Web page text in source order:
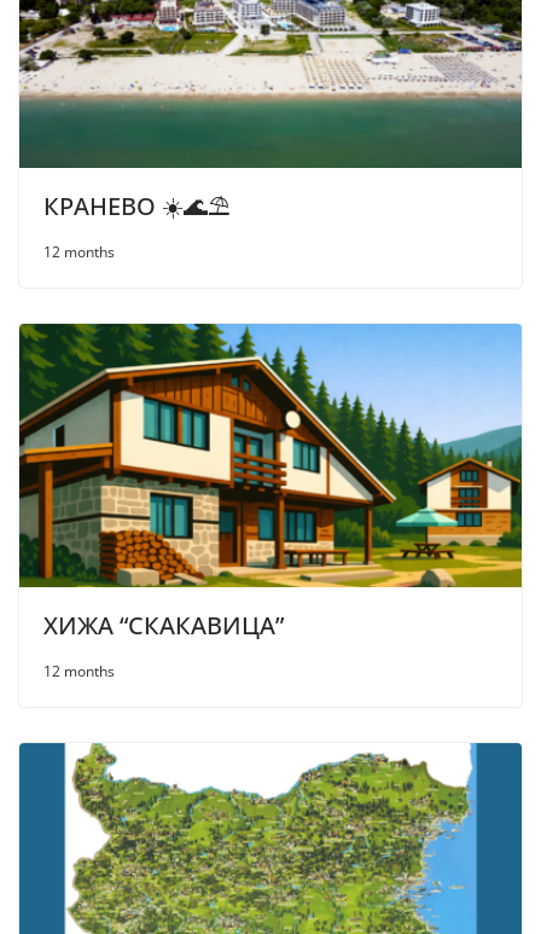
КРАНЕВО ☀️🌊⛱
12 months
ХИЖА “СКАКАВИЦА”
12 months